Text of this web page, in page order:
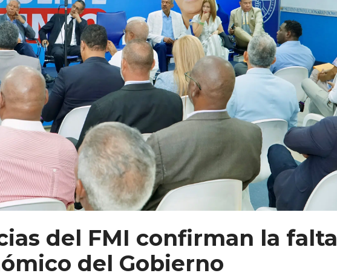
del FMI confirman la falta
del Gobierno